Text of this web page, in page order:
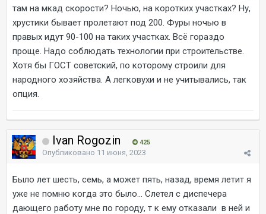
там на мкад скорости? Ночью, на коротких участках? Ну,
хрустики бывает пролетают под 200. Фуры ночью в
правых идут 90-100 на таких участках. Всё гораздо
проще. Надо соблюдать технологии при строительстве.
Хотя бы ГОСТ советский, по которому строили для
народного хозяйства. А легковухи и не учитывались, так
опция.
Ivan Rogozin 425
Опубликовано 11 июня, 2023
Было лет шесть, семь, а может пять, назад, время летит я
уже не помню когда это было... Слетел с диспечера
дающего работу мне по городу, т к ему отказали в ней и